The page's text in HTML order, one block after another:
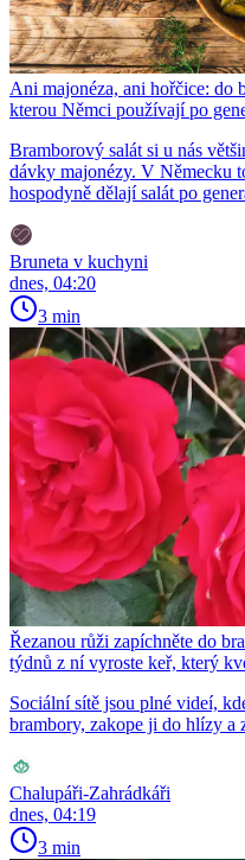
Ani majonéza, ani hořčice: do
kterou Němci používají po
Bramborový salát si u nás
dávky majonézy. V Německu
hospodyně dělají salát po
Bruneta v kuchyni
dnes, 04:20
3 min
Řezanou růži zapíchněte do
týdnů z ní vyroste keř, který
Sociální sítě jsou plné videí,
brambory, zakope ji do hlízy a
Chalupáři-Zahrádkáři
dnes, 04:19
3 min